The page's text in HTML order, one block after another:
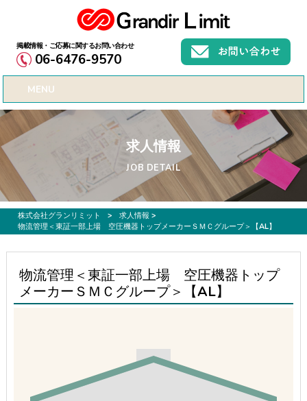
06-6476-9570
MENU
求人情報
JOB DETAIL
株式会社グランリミット > 求人情報 >
物流管理＜東証一部上場 空圧機器トップメーカーＳＭＣグループ＞【AL】
物流管理＜東証一部上場 空圧機器トップ
メーカーＳＭＣグループ＞【AL】